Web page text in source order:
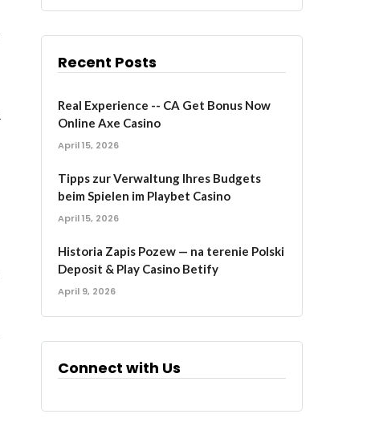
Recent Posts
Real Experience -- CA Get Bonus Now
Online Axe Casino
April 15, 2026
Tipps zur Verwaltung Ihres Budgets
beim Spielen im Playbet Casino
April 15, 2026
Historia Zapis Pozew — na terenie Polski
Deposit & Play Casino Betify
April 9, 2026
Connect with Us